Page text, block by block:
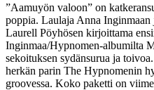
”Aamuyön valoon” on
poppia. Laulaja Anna Inginmaan
Laurell Pöyhösen kirjoittama
Inginmaa/Hypnomen-albumilta
sekoituksen sydänsurua ja
herkän parin The Hypnomenin
groovessa. Koko paketti on